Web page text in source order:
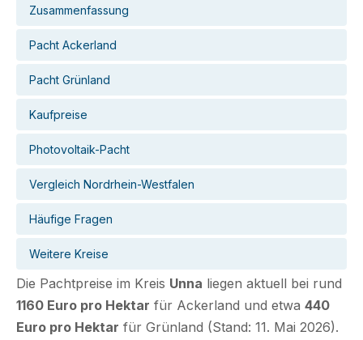
Zusammenfassung
Pacht Ackerland
Pacht Grünland
Kaufpreise
Photovoltaik-Pacht
Vergleich Nordrhein-Westfalen
Häufige Fragen
Weitere Kreise
Die Pachtpreise im Kreis Unna liegen aktuell bei rund
1160 Euro pro Hektar für Ackerland und etwa 440
Euro pro Hektar für Grünland (Stand: 11. Mai 2026).